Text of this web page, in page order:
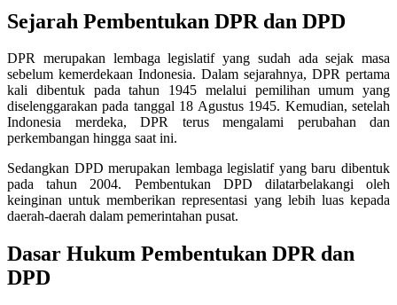
Sejarah Pembentukan DPR dan DPD
DPR merupakan lembaga legislatif yang sudah ada sejak masa
sebelum kemerdekaan Indonesia. Dalam sejarahnya, DPR pertama
kali dibentuk pada tahun 1945 melalui pemilihan umum yang
diselenggarakan pada tanggal 18 Agustus 1945. Kemudian, setelah
Indonesia merdeka, DPR terus mengalami perubahan dan
perkembangan hingga saat ini.
Sedangkan DPD merupakan lembaga legislatif yang baru dibentuk
pada tahun 2004. Pembentukan DPD dilatarbelakangi oleh
keinginan untuk memberikan representasi yang lebih luas kepada
daerah-daerah dalam pemerintahan pusat.
Dasar Hukum Pembentukan DPR dan
DPD